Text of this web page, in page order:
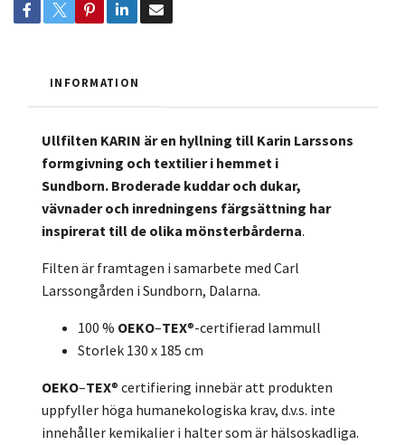
INFORMATION
Ullfilten KARIN är en hyllning till Karin Larssons
formgivning och textilier i hemmet i
Sundborn. Broderade kuddar och dukar,
vävnader och inredningens färgsättning har
inspirerat till de olika mönsterbårderna.
Filten är framtagen i samarbete med Carl
Larssongården i Sundborn, Dalarna.
100 % OEKO–TEX®-certifierad lammull
Storlek 130 x 185 cm
OEKO–TEX® certifiering innebär att produkten
uppfyller höga humanekologiska krav, d.v.s. inte
innehåller kemikalier i halter som är hälsoskadliga.